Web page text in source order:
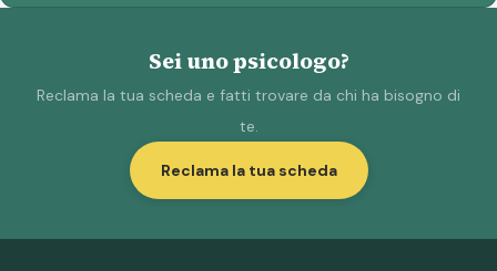
Sei uno psicologo?
Reclama la tua scheda e fatti trovare da chi ha bisogno di
te.
Reclama la tua scheda